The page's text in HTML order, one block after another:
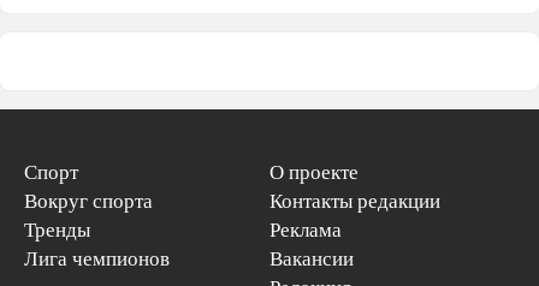
Спорт
Вокруг спорта
Тренды
Лига чемпионов
О проекте
Контакты редакции
Реклама
Вакансии